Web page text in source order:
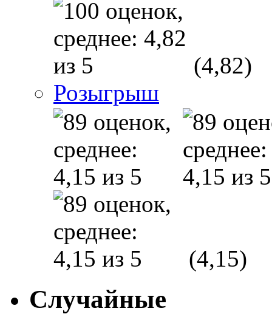
(4,82)
Розыгрыш
(4,15)
Случайные